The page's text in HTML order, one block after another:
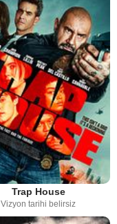
Trap House
Vizyon tarihi belirsiz